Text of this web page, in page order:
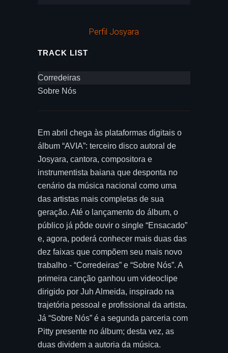
Perfil Josyara
TRACK LIST
Corredeiras
Sobre Nós
Em abril chega às plataformas digitais o
álbum “AVIA”: terceiro disco autoral de
Josyara, cantora, compositora e
instrumentista baiana que desponta no
cenário da música nacional como uma
das artistas mais completas de sua
geração. Até o lançamento do álbum, o
público já pôde ouvir o single “Ensacado”
e, agora, poderá conhecer mais duas das
dez faixas que compõem seu mais novo
trabalho - “Corredeiras” e “Sobre Nós”. A
primeira canção ganhou um videoclipe
dirigido por Juh Almeida, inspirado na
trajetória pessoal e profissional da artista.
Já “Sobre Nós” é a segunda parceria com
Pitty presente no álbum; desta vez, as
duas dividem a autoria da música.